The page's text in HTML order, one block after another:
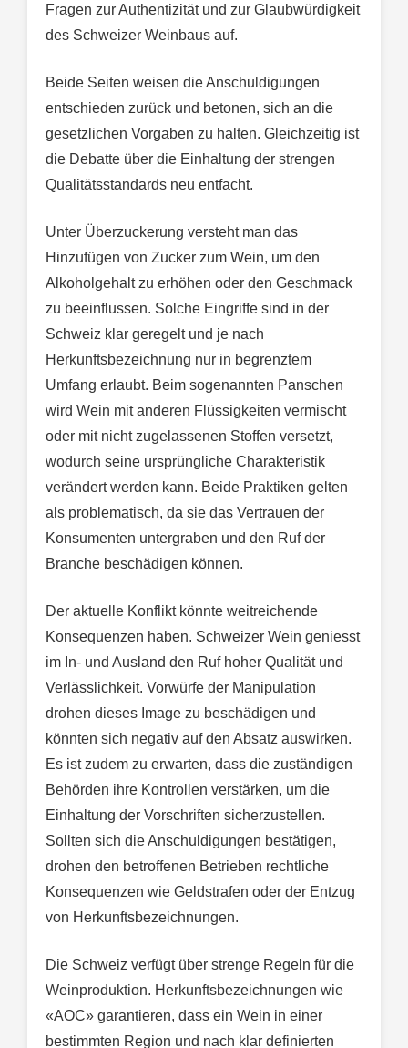
Fragen zur Authentizität und zur Glaubwürdigkeit
des Schweizer Weinbaus auf.
Beide Seiten weisen die Anschuldigungen
entschieden zurück und betonen, sich an die
gesetzlichen Vorgaben zu halten. Gleichzeitig ist
die Debatte über die Einhaltung der strengen
Qualitätsstandards neu entfacht.
Unter Überzuckerung versteht man das
Hinzufügen von Zucker zum Wein, um den
Alkoholgehalt zu erhöhen oder den Geschmack
zu beeinflussen. Solche Eingriffe sind in der
Schweiz klar geregelt und je nach
Herkunftsbezeichnung nur in begrenztem
Umfang erlaubt. Beim sogenannten Panschen
wird Wein mit anderen Flüssigkeiten vermischt
oder mit nicht zugelassenen Stoffen versetzt,
wodurch seine ursprüngliche Charakteristik
verändert werden kann. Beide Praktiken gelten
als problematisch, da sie das Vertrauen der
Konsumenten untergraben und den Ruf der
Branche beschädigen können.
Der aktuelle Konflikt könnte weitreichende
Konsequenzen haben. Schweizer Wein geniesst
im In- und Ausland den Ruf hoher Qualität und
Verlässlichkeit. Vorwürfe der Manipulation
drohen dieses Image zu beschädigen und
könnten sich negativ auf den Absatz auswirken.
Es ist zudem zu erwarten, dass die zuständigen
Behörden ihre Kontrollen verstärken, um die
Einhaltung der Vorschriften sicherzustellen.
Sollten sich die Anschuldigungen bestätigen,
drohen den betroffenen Betrieben rechtliche
Konsequenzen wie Geldstrafen oder der Entzug
von Herkunftsbezeichnungen.
Die Schweiz verfügt über strenge Regeln für die
Weinproduktion. Herkunftsbezeichnungen wie
«AOC» garantieren, dass ein Wein in einer
bestimmten Region und nach klar definierten